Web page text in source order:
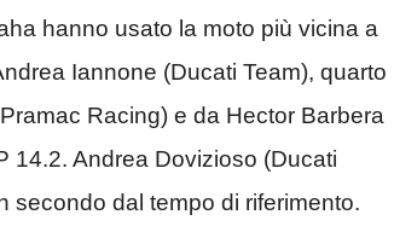
hanno usato la moto più vicina a
Iannone (Ducati Team), quarto
Racing) e da Hector Barbera
14.2. Andrea Dovizioso (Ducati
secondo dal tempo di riferimento.